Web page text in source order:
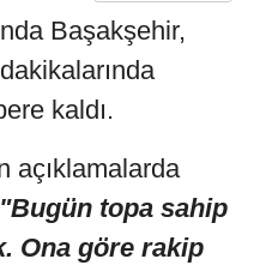
Başakşehir,
kaldı.
açıklamalarda
"Bugün topa sahip
Ona göre rakip